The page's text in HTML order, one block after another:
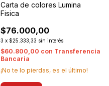
Carta de colores Lumina
Fisica
$76.000,00
3 x $25.333,33 sin interés
$60.800,00 con Transferencia
Bancaria
¡No te lo pierdas, es el último!